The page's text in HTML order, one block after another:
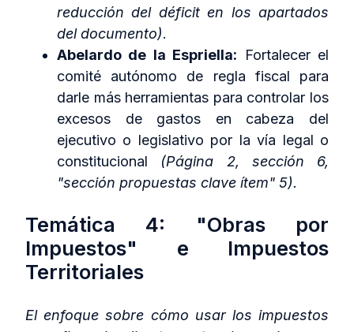
reducción del déficit en los apartados
del documento).
Abelardo de la Espriella: Fortalecer el
comité autónomo de regla fiscal para
darle más herramientas para controlar los
excesos de gastos en cabeza del
ejecutivo o legislativo por la vía legal o
constitucional (Página 2, sección 6,
"sección propuestas clave ítem" 5).
Temática 4: "Obras por
Impuestos" e Impuestos
Territoriales
El enfoque sobre cómo usar los impuestos